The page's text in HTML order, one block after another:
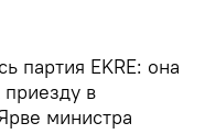
партия EKRE: она
в
министра